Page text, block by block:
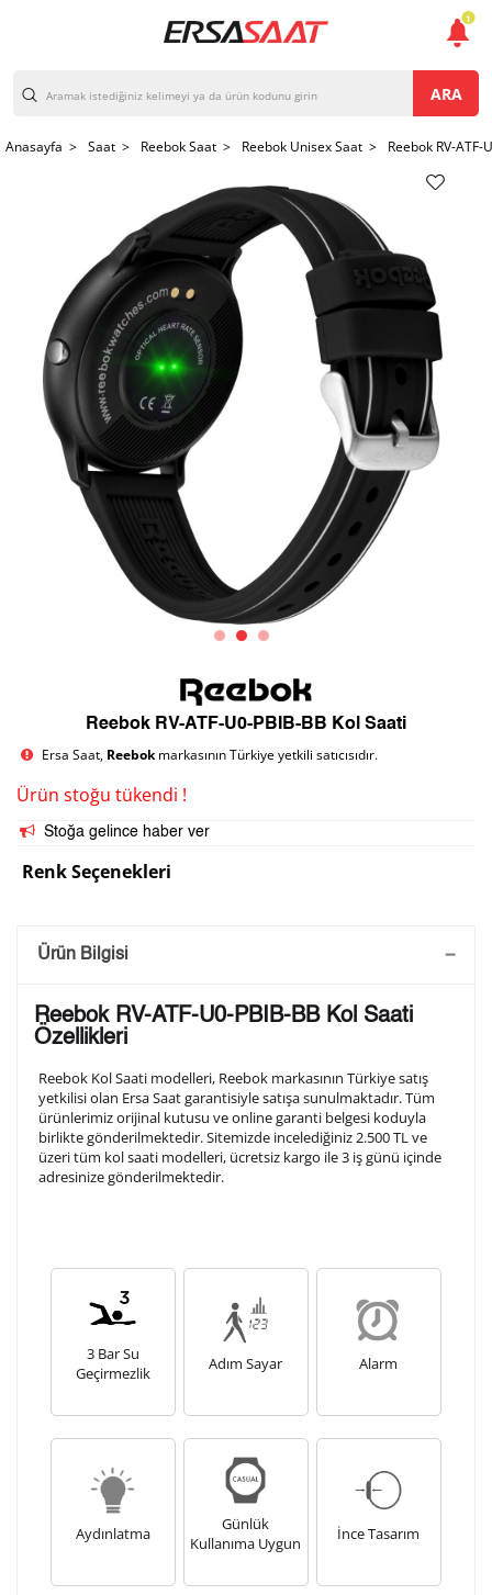
ARA
Anasayfa > Saat > Reebok Saat > Reebok Unisex Saat > Reebok RV-ATF-
Reebok RV-ATF-U0-PBIB-BB Kol Saati
Ersa Saat, Reebokmarkasının Türkiye yetkili satıcısıdır.
Ürün stoğu tükendi !
Stoğa gelince haber ver
Renk Seçenekleri
Saatini Kişiselleştir
arka kapağına gravür tekniği ile formda belirtmiş
olduğunuz şekilde işlenecektir.
1. Satır
10 / 10
2. Satır
10/ 10
Lütfen font seçiniz
Kişiselleştirilmiş ürünlerin teslim süresi gravür işleme
sebebi ile 1-2 iş günü uzamaktadır. Gravür İşlemi
tamamlandıktan sonra siparişiniz kargoya verilecektir.
Kişiselleştirilmiş
iade ve değişim
Ürün Bilgisi
Reebok RV-ATF-U0-PBIB-BB Kol Saati
Özellikleri
Reebok Kol Saati modelleri, Reebok markasının Türkiye satış
yetkilisi olan Ersa Saat garantisiyle satışa sunulmaktadır. Tüm
ürünlerimiz orijinal kutusu ve online garanti belgesi koduyla
birlikte gönderilmektedir. Sitemizde incelediğiniz 2.500 TL ve
üzeri tüm kol saati modelleri, ücretsiz kargo ile 3 iş günü içinde
adresinize gönderilmektedir.
3 Bar Su
Geçirmezlik
Adım Sayar Alarm
Aydınlatma
Günlük
Kullanıma Uygun
İnce Tasarım
1